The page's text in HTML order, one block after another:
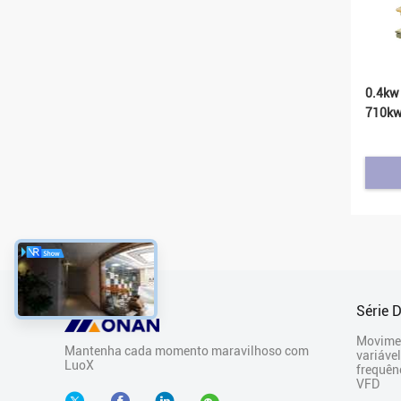
0.4kw
Mantenha cada momento maravilhoso com
LuoX
Série
VFD